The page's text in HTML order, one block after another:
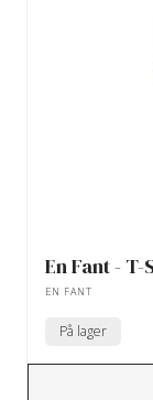
En Fant -
EN FANT
På lager